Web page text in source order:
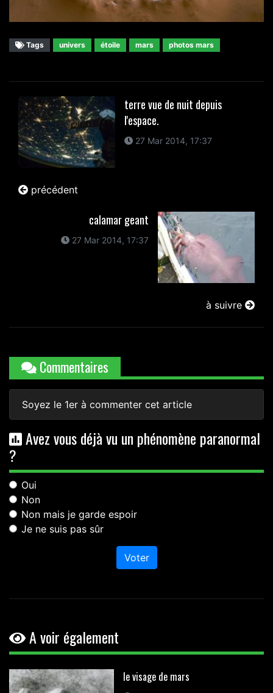
Tags univers étoile mars photos mars
terre vue de nuit depuis
l'espace.
27 Mar 2014, 17:37
précédent
calamar geant
27 Mar 2014, 17:37
à suivre
Commentaires
Soyez le 1er à commenter cet article
Avez vous déjà vu un phénomène paranormal
?
Oui
Non
Non mais je garde espoir
Je ne suis pas sûr
Voter
A voir également
le visage de mars